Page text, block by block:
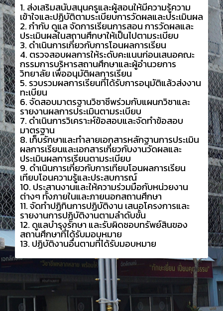
1. ส่งเสริมสนับสนุนครูและผู้สอนให้มีความรู้ความ
เข้าใจและปฏิบัติตามระเบียบการวัดผลและประเมินผล
2. กำกับ ดูแล จัดการเรียนการสอน การวัดผลและ
ประเมินผลในสถานศึกษาให้เป็นไปตามระเบียบ
3. ดำเนินการเกี่ยวกับการโอนผลการเรียน
4. ตรวจสอบผลการให้ระดับคะแนนก่อนเสนอคณะ
กรรมการบริหารสถานศึกษาและผู้อำนวยการ
วิทยาลัย เพื่ออนุมัติผลการเรียน
5. รวบรวมผลการเรียนที่ได้รับการอนุมัติแล้วส่งงาน
ทะเบียน
6. จัดสอบมาตรฐานวิชาชีพร่วมกับแผนกวิชาและ
รายงานผลการประเมินตามระเบียบ
7. ดำเนินการวิเคราะห์ข้อสอบและจัดทำข้อสอบ
มาตรฐาน
8. เก็บรักษาและทำลายเอกสารหลักฐานการประเมิน
ผลการเรียนและเอกสารเกี่ยวกับงานวัดผลและ
ประเมินผลการเรียนตามระเบียบ
9. ดำเนินการเกี่ยวกับการเทียบโอนผลการเรียน
เทียบโอนความรู้และประสบการณ์
10. ประสานงานและให้ความร่วมมือกับหน่วยงาน
ต่างๆ ทั้งภายในและภายนอกสถานศึกษา
11. จัดทำปฏิทินการปฏิบัติงาน เสนอโครงการและ
รายงานการปฏิบัติงานตามลำดับขั้น
12. ดูแลบำรุงรักษา และรับผิดชอบทรัพย์สินของ
สถานศึกษาที่ได้รับมอบหมาย
13. ปฏิบัติงานอื่นตามที่ได้รับมอบหมาย